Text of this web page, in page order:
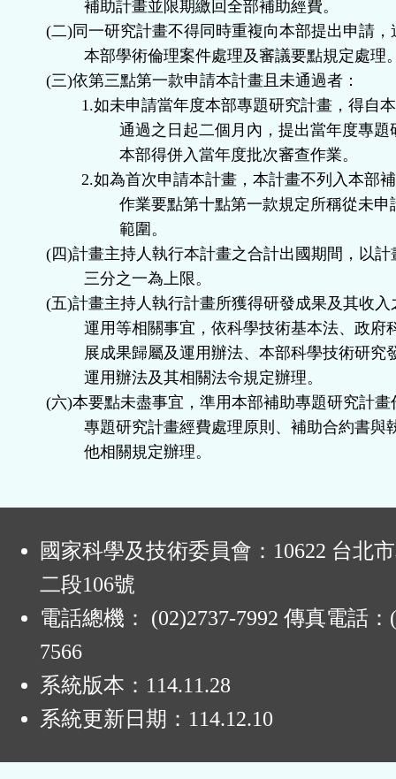
補助計畫並限期繳回全部補助經費。
(二)同一研究計畫不得同時重複向本部提出申請
本部學術倫理案件處理及審議要點規定處理
(三)依第三點第一款申請本計畫且未通過者：
1.如未申請當年度本部專題研究計畫，得自
通過之日起二個月內，提出當年度專題
本部得併入當年度批次審查作業。
2.如為首次申請本計畫，本計畫不列入本部
作業要點第十點第一款規定所稱從未申
範圍。
(四)計畫主持人執行本計畫之合計出國期間，以
三分之一為上限。
(五)計畫主持人執行計畫所獲得研發成果及其收
運用等相關事宜，依科學技術基本法、政府
展成果歸屬及運用辦法、本部科學技術研究
運用辦法及其相關法令規定辦理。
(六)本要點未盡事宜，準用本部補助專題研究計
專題研究計畫經費處理原則、補助合約書與
他相關規定辦理。
國家科學及技術委員會：10622 台北
二段106號
電話總機： (02)2737-7992 傳真電話：
7566
系統版本： 114.11.28
系統更新日期： 114.12.10